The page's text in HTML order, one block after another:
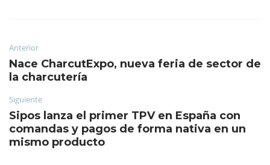
Anterior
Nace CharcutExpo, nueva feria de sector de
la charcutería
Siguiente
Sipos lanza el primer TPV en España con
comandas y pagos de forma nativa en un
mismo producto